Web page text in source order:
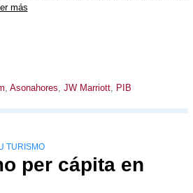
más
, Asonahores, JW Marriott, PIB
TURISMO
per cápita en